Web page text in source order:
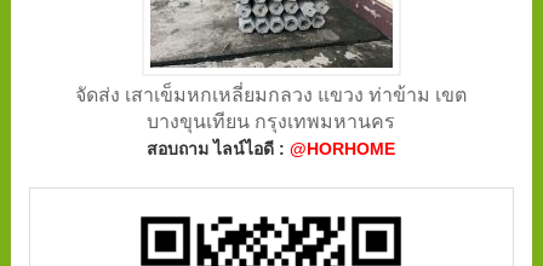
จัดส่ง เสาเข็มหกเหลี่ยมกลวง แขวง ท่าข้าม เขต
บางขุนเทียน กรุงเทพมหานคร
สอบถาม ไลน์ไอดี :@HORHOME